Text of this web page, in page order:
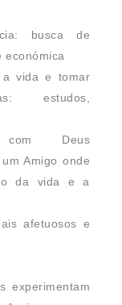
busca de
económica
a vida e tomar
estudos,
com Deus
Amigo onde
da vida e a
afetuosos e
experimentam